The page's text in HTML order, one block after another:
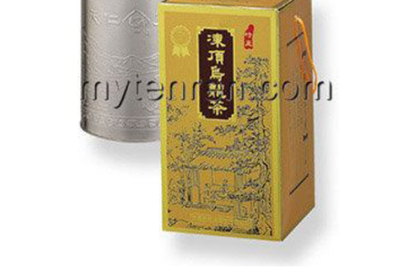
【注意事項】
1.本服務係由「台灣大哥大股份有限公司」（以下簡稱本公司）所提供，讓
用戶於交易時，得透過本服務購買商品或服務，並由商店將買賣／分期付款
買賣價金債權讓與本公司後，依約使用本公司帳單繳交帳款。
2.基於同意付款使用「大哥付你分期」之契約關係目的，商店將以您的個人
資料（包含姓名、電話或地址）提供予台灣大哥大進項蒐集、處理及利用，
由本公司與您本人進行分期帳單所需資料之確認、核對及更正。
3.完整用戶服務條款，請詳閱以下連結：https://oppay.tw/userRule
２．訂單成立數日內，您將收到繳費通知簡訊。
３．收到繳費通知簡訊後14天內，點擊此簡訊中的連結，可透過四大超商／
ATM／網路銀行／等多元方式進行付款，方視為交易完成。
※ 請注意：結帳手續完成當下不需立刻繳費，但若您需要取消訂單，請聯絡
購買商品的店家。未經商家同意取消之訂單仍視為有效，需透過AFTEE先享
後付繳納相關費用。
※ 交易是否成功請以「AFTEE先享後付 」之結帳頁面顯示為準，若有關於
是否繳費成功／繳費後需取消欲退款等相關疑問，請聯繫「AFTEE先享後付
客戶支援中心」https://netprotections.freshdesk.com/support/home
１．透過由恩沛科技股份有限公司提供之「AFTEE先享後付」服務完成之交
易，需依本服務之必要範圍內提供個人資料，並將交易相關給付款項請求債
權轉讓予恩沛科技股份有限公司。
２．關於個人資料處理事宜，請瀏覽以下網址：
每筆NT$70，滿NT$899(含以上)免運費
每筆NT$100，滿NT$1,000(含以上)免運費
京站台北店客服中心(1F星巴克旁) 即日起不提供京站紙袋，取件時
請自備購物袋，若需購買紙袋可現場詢問